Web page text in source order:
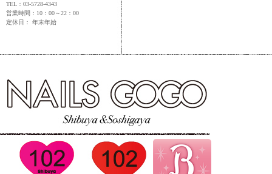
TEL：03-5728-4343
営業時間：10：00～22：00
定休日： 年末年始